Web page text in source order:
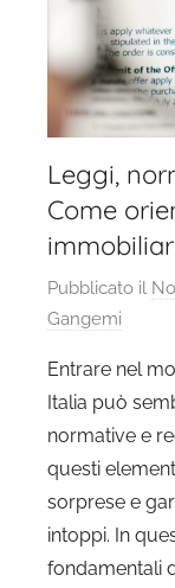
Leggi,
Come
Pubblicato il
Gangemi
Entrare nel
Italia può
normative e
questi
sorprese e
intoppi. In
fondamentali